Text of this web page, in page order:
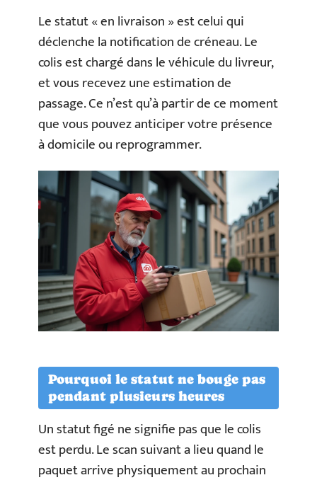
Le statut « en livraison » est celui qui
déclenche la notification de créneau. Le
colis est chargé dans le véhicule du livreur,
et vous recevez une estimation de
passage. Ce n’est qu’à partir de ce moment
que vous pouvez anticiper votre présence
à domicile ou reprogrammer.
Pourquoi le statut ne bouge pas
pendant plusieurs heures
Un statut figé ne signifie pas que le colis
est perdu. Le scan suivant a lieu quand le
paquet arrive physiquement au prochain